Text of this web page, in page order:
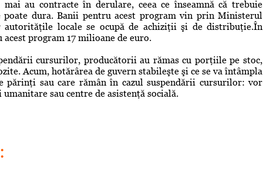
au contracte în derulare, ceea ce înseamnă că trebuie
dura. Banii pentru acest program vin prin Ministerul
locale se ocupă de achiziţii şi de distribuţie.În
program 17 milioane de euro.
cursurilor, producătorii au rămas cu porţiile pe stoc,
Acum, hotărârea de guvern stabileşte şi ce se va întâmpla
părinţi sau care rămân în cazul suspendării cursurilor: vor
sau centre de asistenţă socială.